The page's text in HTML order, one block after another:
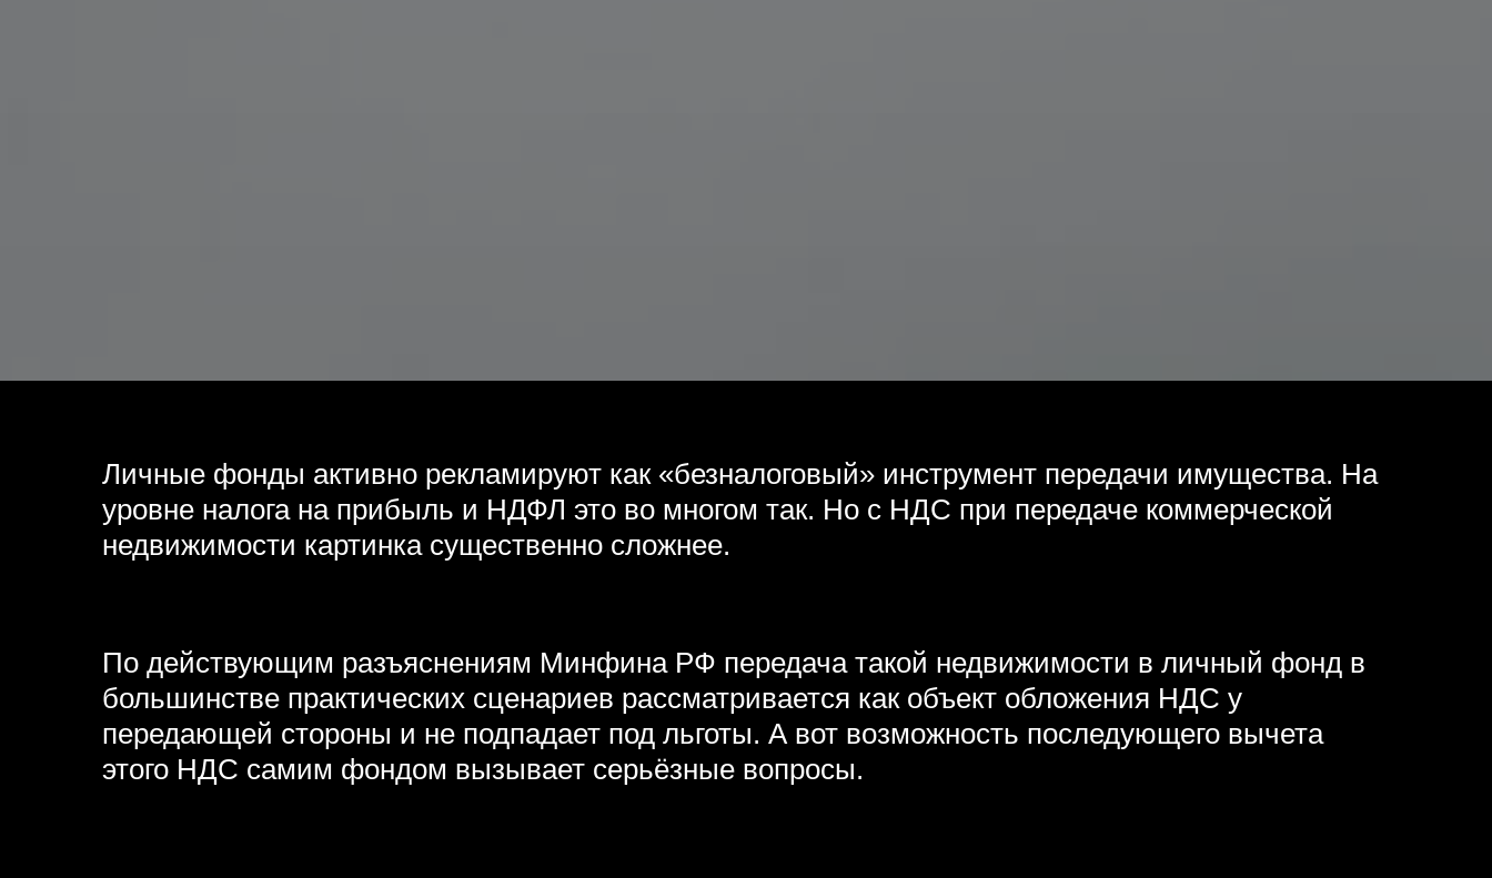
Личные фонды активно рекламируют как «безналоговый» инструмент передачи имущества. На
уровне налога на прибыль и НДФЛ это во многом так. Но с НДС при передаче коммерческой
недвижимости картинка существенно сложнее.
По действующим разъяснениям Минфина РФ передача такой недвижимости в личный фонд в
большинстве практических сценариев рассматривается как объект обложения НДС у
передающей стороны и не подпадает под льготы. А вот возможность последующего вычета
этого НДС самим фондом вызывает серьёзные вопросы.